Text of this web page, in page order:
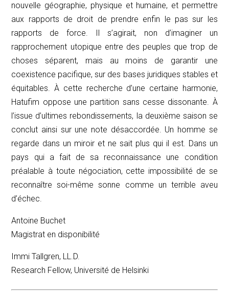
nouvelle géographie, physique et humaine, et permettre
aux rapports de droit de prendre enfin le pas sur les
rapports de force. Il s’agirait, non d’imaginer un
rapprochement utopique entre des peuples que trop de
choses séparent, mais au moins de garantir une
coexistence pacifique, sur des bases juridiques stables et
équitables. À cette recherche d’une certaine harmonie,
Hatufim oppose une partition sans cesse dissonante. À
l’issue d’ultimes rebondissements, la deuxième saison se
conclut ainsi sur une note désaccordée. Un homme se
regarde dans un miroir et ne sait plus qui il est. Dans un
pays qui a fait de sa reconnaissance une condition
préalable à toute négociation, cette impossibilité de se
reconnaître soi-même sonne comme un terrible aveu
d’échec.
Antoine Buchet
Magistrat en disponibilité
Immi Tallgren, LL.D.
Research Fellow, Université de Helsinki